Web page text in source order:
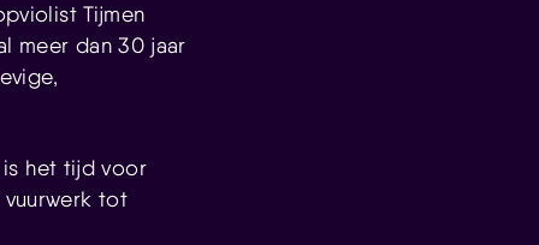
Tijmen
meer dan 30 jaar
is het tijd voor
vuurwerk tot